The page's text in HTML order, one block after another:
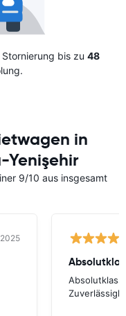
Stornierung bis zu 48
in
Yenişehir
9/10 aus insgesamt